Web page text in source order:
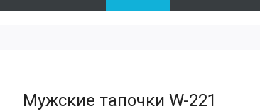
Мужские тапочки W-221